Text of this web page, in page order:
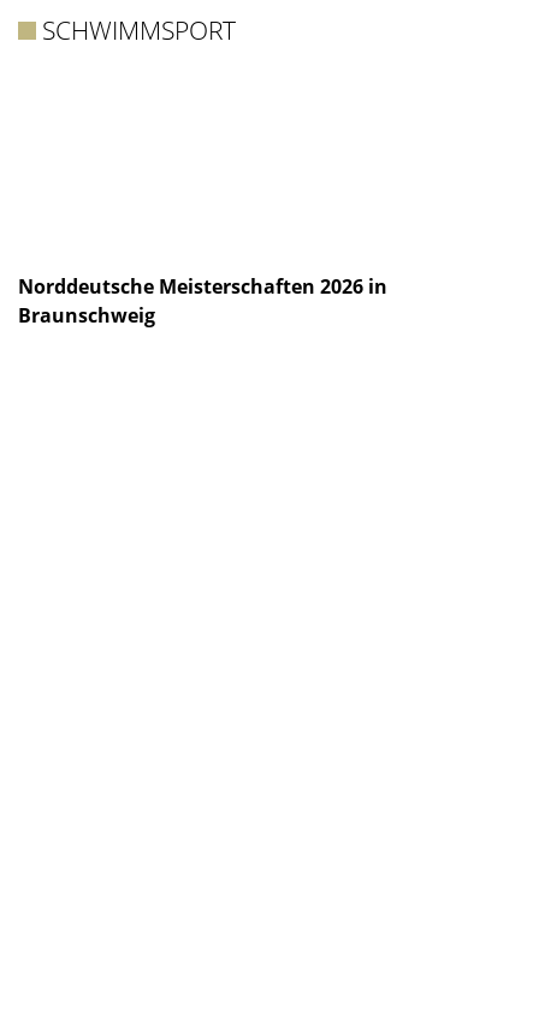
SCHWIMMSPORT
Norddeutsche Meisterschaften 2026 in
Braunschweig